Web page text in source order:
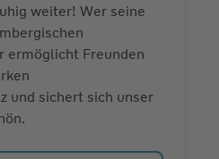
weiter! Wer seine
ermöglicht Freunden
und sichert sich unser